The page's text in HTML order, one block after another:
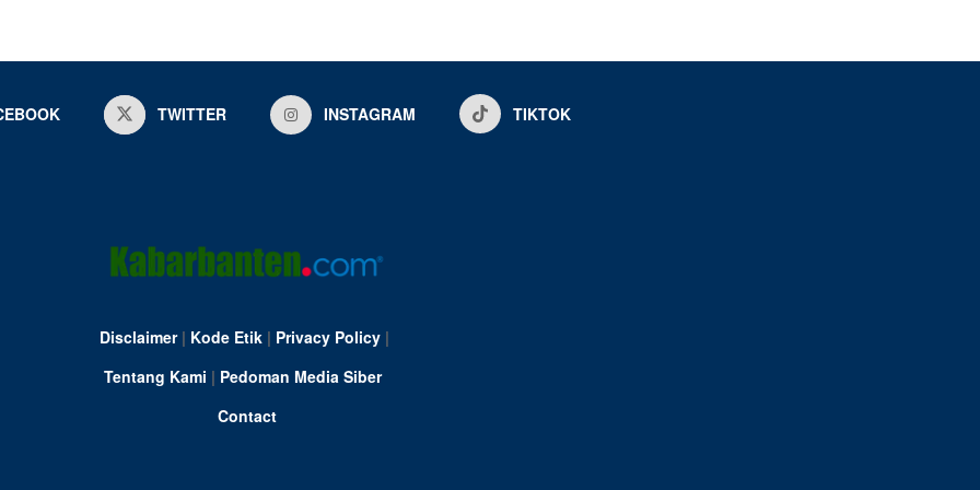
TWITTER INSTAGRAM TIKTOK
Disclaimer| Kode Etik | Privacy Policy |
Tentang Kami | Pedoman Media Siber
Contact